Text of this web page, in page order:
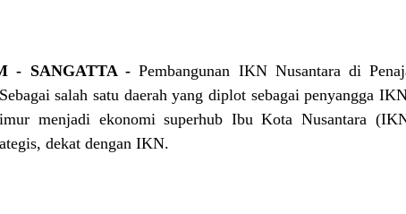
- SANGATTA -Pembangunan IKN Nusantara di
salah satu daerah yang diplot sebagai penyangga
menjadi ekonomi superhub Ibu Kota Nusantara
dekat dengan IKN.